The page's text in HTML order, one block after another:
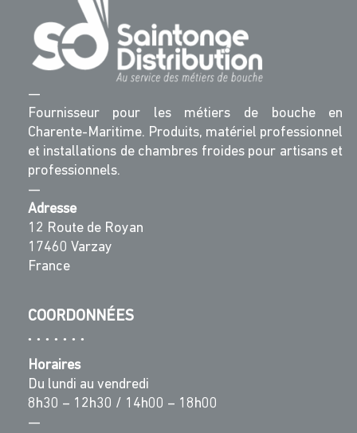
—
Fournisseur pour les métiers de bouche en
Charente-Maritime. Produits, matériel professionnel
et installations de chambres froides pour artisans et
professionnels.
—
Adresse
12 Route de Royan
17460 Varzay
France
COORDONNÉES
Horaires
Du lundi au vendredi
8h30 – 12h30 / 14h00 – 18h00
—